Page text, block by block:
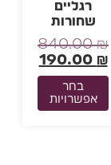
רגליים
שחורות
840.00
190.00
בחר
אפשרויות